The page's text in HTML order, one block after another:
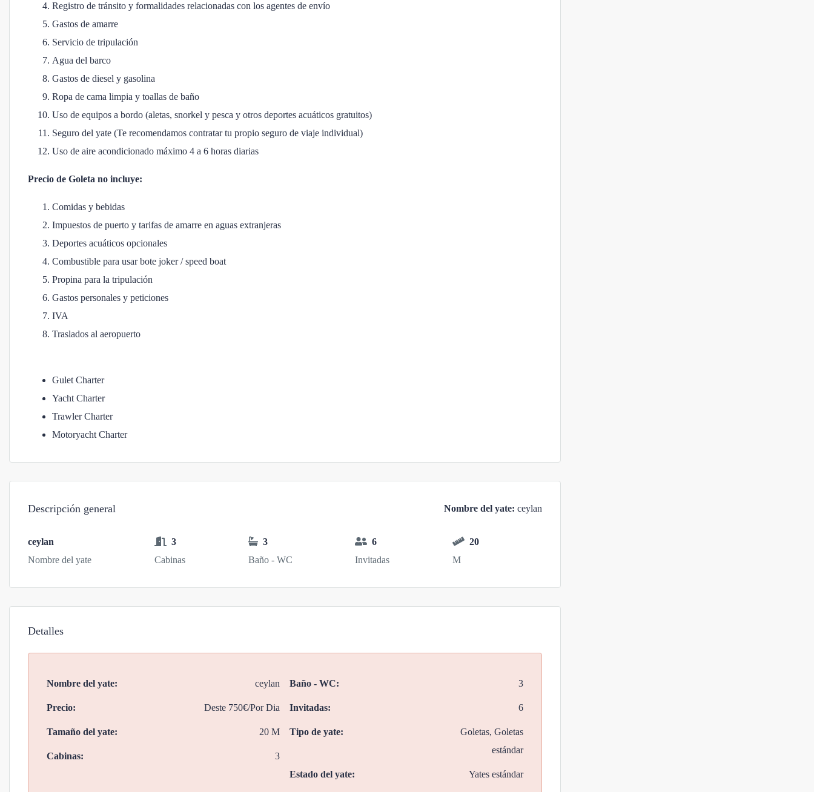
Registro de tránsito y formalidades relacionadas con los agentes de envío
Gastos de amarre
Servicio de tripulación
Agua del barco
Gastos de diesel y gasolina
Ropa de cama limpia y toallas de baño
Uso de equipos a bordo (aletas, snorkel y pesca y otros deportes acuáticos gratuitos)
Seguro del yate (Te recomendamos contratar tu propio seguro de viaje individual)
Uso de aire acondicionado máximo 4 a 6 horas diarias
Precio de Goleta no incluye:
Comidas y bebidas
Impuestos de puerto y tarifas de amarre en aguas extranjeras
Deportes acuáticos opcionales
Combustible para usar bote joker / speed boat
Propina para la tripulación
Gastos personales y peticiones
IVA
Traslados al aeropuerto
Gulet Charter
Yacht Charter
Trawler Charter
Motoryacht Charter
Descripción general Nombre del yate: ceylan
ceylan
Nombre del yate
3
Cabinas
3
Baño - WC
6
Invitadas
20
M
Detalles
Nombre del yate: ceylan
Precio: Deste 750€/Por Dia
Tamaño del yate: 20 M
Cabinas: 3
Baño - WC: 3
Invitadas: 6
Tipo de yate:
Goletas, Goletas
estándar
Estado del yate: Yates estándar